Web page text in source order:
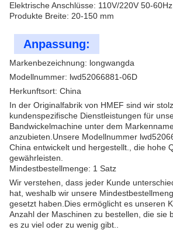
Elektrische Anschlüsse: 110V/220V 50-60Hz
Produkte Breite: 20-150 mm
Anpassung:
Markenbezeichnung: longwangda
Modellnummer: lwd52066881-06D
Herkunftsort: China
In der Originalfabrik von HMEF sind wir
kundenspezifische Dienstleistungen für
Bandwickelmachine unter dem
anzubieten.Unsere Modellnummer
China entwickelt und hergestellt., die hohe
gewährleisten.
Mindestbestellmenge: 1 Satz
Wir verstehen, dass jeder Kunde
hat, weshalb wir unsere
gesetzt haben.Dies ermöglicht es unseren
Anzahl der Maschinen zu bestellen, die sie
es zu viel oder zu wenig gibt..